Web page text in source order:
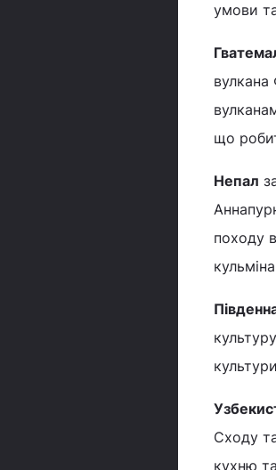
умови
вулкана
що
Непал
походу
Сходу
кухню